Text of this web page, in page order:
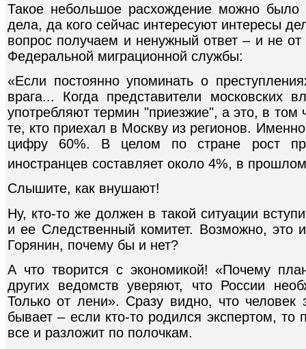
Такое небольшое расхождение можно
дела, да кого сейчас интересуют интересы
вопрос получаем и ненужный ответ – и не от
Федеральной миграционной службы:
«Если постоянно упоминать о
врага... Когда представители московских
употребляют термин "приезжие", а это, в
те, кто приехал в Москву из регионов.
цифру 60%. В целом по стране рост
иностранцев составляет около 4%, в
Слышите, как внушают!
Ну, кто-то же должен в такой ситуации
и ее Следственный комитет. Возможно, это
Горянин, почему бы и нет?
А что творится с экономикой! «Почему
других ведомств уверяют, что России
Только от лени». Сразу видно, что
бывает – если кто-то родился экспертом,
все и разложит по полочкам.